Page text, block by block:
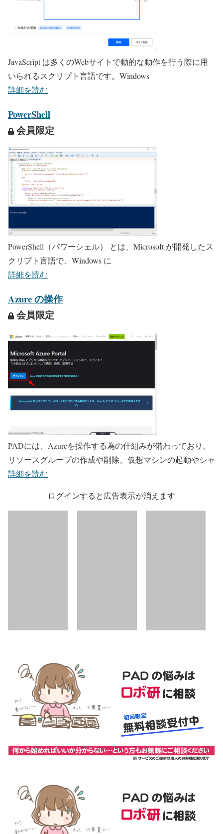
JavaScript は多くのWebサイトで動的な動作を行う際に用
いられるスクリプト言語です。Windows
詳細を読む
PowerShell
会員限定
PowerShell（パワーシェル） とは、Microsoft が開発したス
クリプト言語で、Windows に
詳細を読む
Azure の操作
会員限定
PADには、Azureを操作する為の仕組みが備わっており、
リソースグループの作成や削除、仮想マシンの起動やシャ
詳細を読む
ログインすると広告表示が消えます